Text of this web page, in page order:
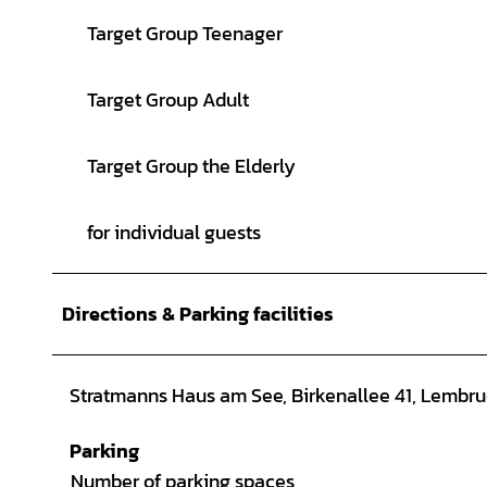
Target Group Teenager
Target Group Adult
Target Group the Elderly
for individual guests
Directions & Parking facilities
Stratmanns Haus am See, Birkenallee 41,
Parking
Number of parking spaces